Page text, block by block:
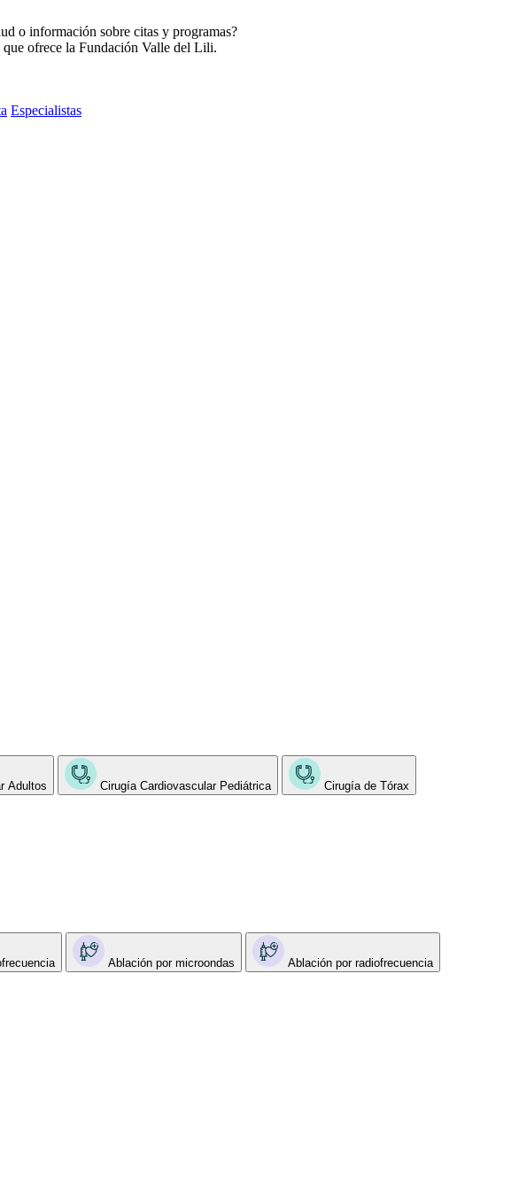
o información sobre citas y programas?
que ofrece la Fundación Valle del Lili.
Especialistas
Adultos Cirugía Cardiovascular Pediátrica Cirugía de Tórax
Ablación por microondas Ablación por radiofrecuencia